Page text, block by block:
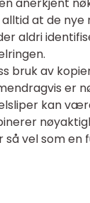
anerkjent
alltid at de
aldri
bruk av
er
kan
så vel som en